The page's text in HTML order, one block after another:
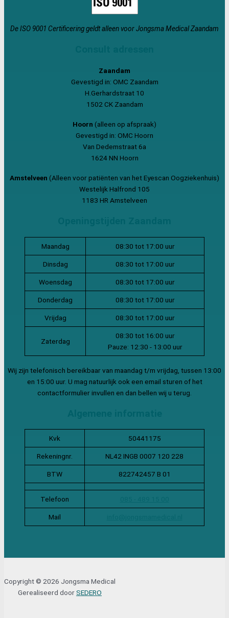
De ISO 9001 Certificering geldt alleen voor Jongsma Medical Zaandam
Zaandam
Gevestigd in: OMC Zaandam
H.Gerhardstraat 10
1502 CK Zaandam
Hoorn (alleen op afspraak)
Gevestigd in: OMC Hoorn
Van Dedemstraat 6a
1624 NN Hoorn
Amstelveen (Alleen voor patiënten van het Eyescan Oogziekenhuis)
Westelijk Halfrond 105
1183 HR Amstelveen
Maandag 08:30 tot 17:00 uur
Dinsdag 08:30 tot 17:00 uur
Woensdag 08:30 tot 17:00 uur
Donderdag 08:30 tot 17:00 uur
Vrijdag 08:30 tot 17:00 uur
Zaterdag
08:30 tot 16:00 uur
Pauze: 12:30 - 13:00 uur
Wij zijn telefonisch bereikbaar van maandag t/m vrijdag, tussen 13:00
en 15:00 uur. U mag natuurlijk ook een email sturen of het
contactformulier invullen en dan bellen wij u terug.
Kvk 50441175
Rekeningnr. NL42 INGB 0007 120 228
BTW 822742457 B 01
Telefoon
Mail
Copyright © 2026 Jongsma Medical
Gerealiseerd doorSEDERO